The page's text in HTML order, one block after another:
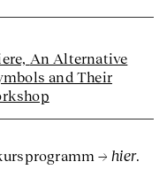
An Alternative
and Their
hier.